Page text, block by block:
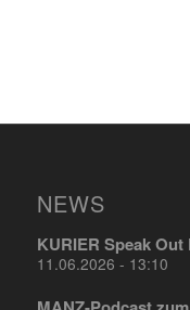
NEWS
KURIER Speak Out
11.06.2026 - 13:10